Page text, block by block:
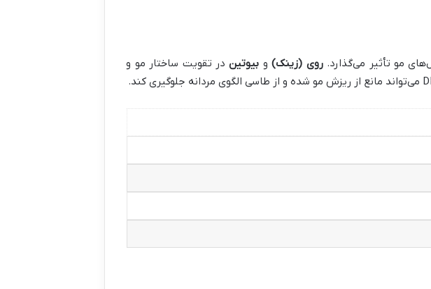
مو تأثیر می‌گذارد.روی (زینک)و بیوتیندر تقویت ساختار مو و